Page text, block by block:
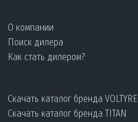
О компании
Поиск дилера
Как стать дилером?
Скачать каталог бренда VOLTYRE
Скачать каталог бренда TITAN